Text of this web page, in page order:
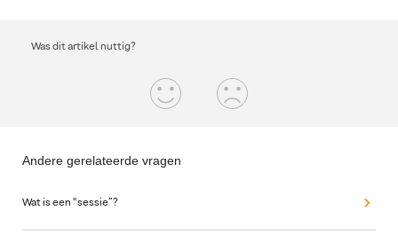
Was dit artikel nuttig?
Andere gerelateerde vragen
Wat is een “sessie”?